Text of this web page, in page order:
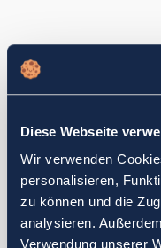
Diese Webseite
Wir verwenden
personalisieren,
zu können und die
analysieren.
Verwendung unserer